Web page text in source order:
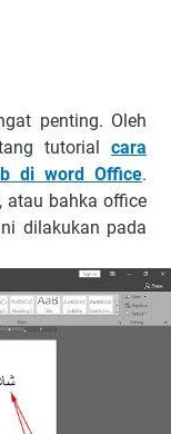
penting. Oleh
tutorial cara
di word Office.
atau bahka office
dilakukan pada